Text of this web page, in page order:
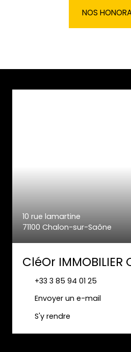
NOS
10 rue lamartine
71100 Chalon-sur-Saône
+33 3 85 94 01 25
Envoyer un e-mail
S'y rendre